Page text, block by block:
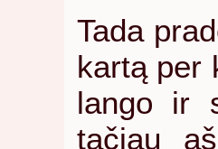
Tada
kartą per
lango ir
tačiau